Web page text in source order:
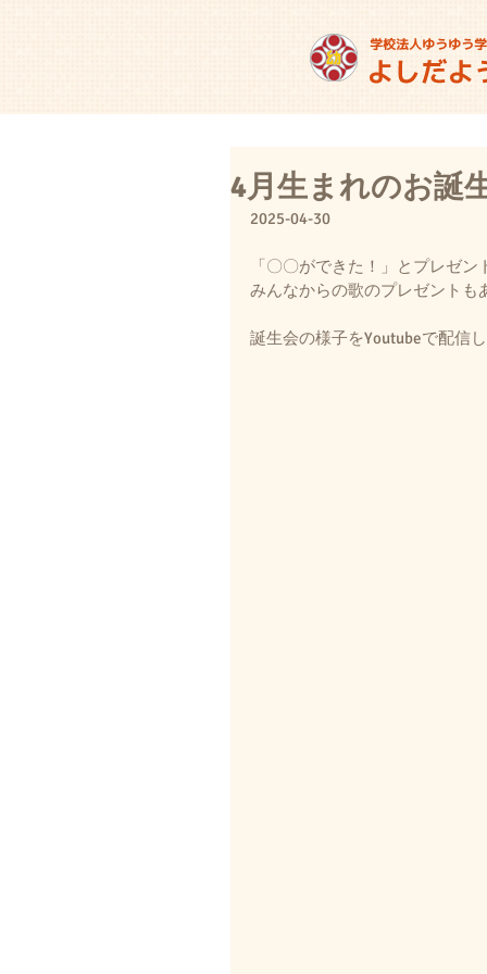
4月生まれのお誕
2025-04-30
「〇〇ができた！」とプレゼ
みんなからの歌のプレゼントも
誕生会の様子をYoutubeで配信